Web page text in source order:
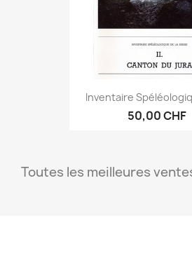
Inventaire
50,00 CHF
Toutes les meilleures